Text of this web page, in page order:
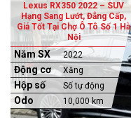
Lexus RX350 2022 – SUV
Hạng Sang Lướt, Đẳng Cấp,
Giá Tốt Tại Chợ Ô Tô Số 1 Hà
Nội
Năm SX 2022
Động cơ Xăng
Hộp số Số tự động
Odo 10,000 km